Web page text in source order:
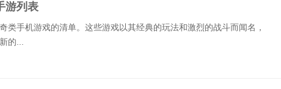
游列表
手机游戏的清单。这些游戏以其经典的玩法和激烈的战斗而闻名，
的...